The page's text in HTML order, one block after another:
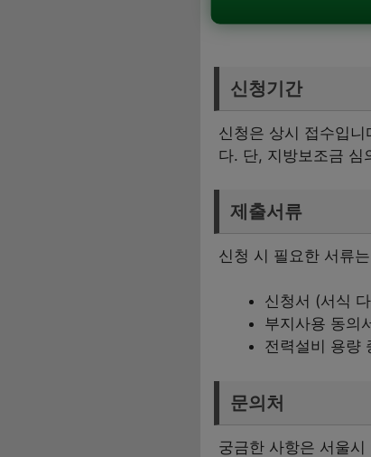
신청기간
신청은 상시 접수입
다. 단, 지방보조금 심
제출서류
신청 시 필요한 서류
신청서 (서식
부지사용 동의
전력설비 용량
문의처
궁금한 사항은 서울